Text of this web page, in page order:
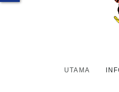
UTAMA